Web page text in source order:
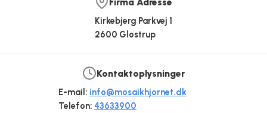
Kirkebjerg Parkvej 1
2600 Glostrup
Kontaktoplysninger
E-mail: info@mosaikhjornet.dk
Telefon: 43633900